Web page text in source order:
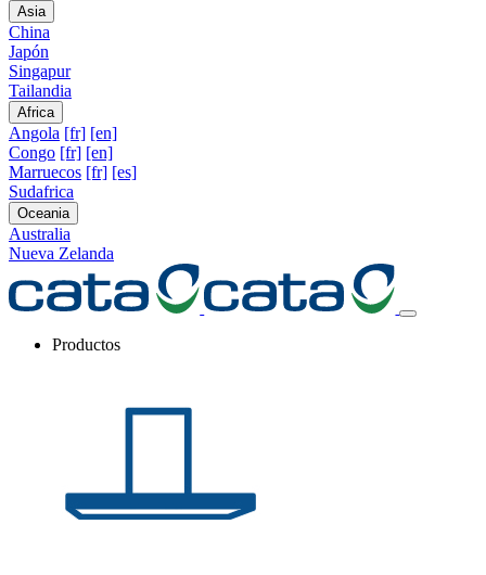
Asia
China
Japón
Singapur
Tailandia
Africa
Angola [fr] [en]
Congo [fr] [en]
Marruecos [fr] [es]
Sudafrica
Oceania
Australia
Nueva Zelanda
Productos